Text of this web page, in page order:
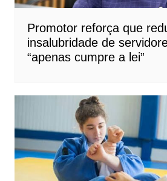
Promotor reforça que
insalubridade de
“apenas cumpre a lei”